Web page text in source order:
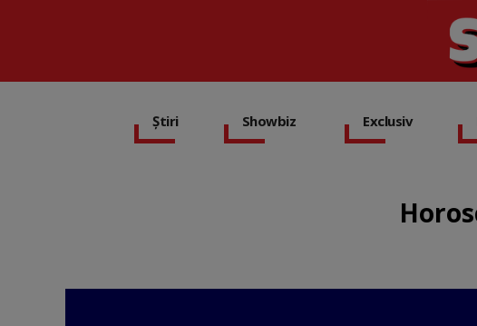
Știri Showbiz Exclusiv